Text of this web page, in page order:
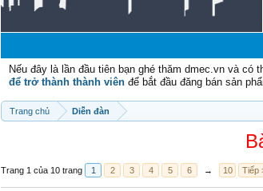
Nếu đây là lần đầu tiên bạn ghé thăm dmec.vn và có
để trở thành thành viên để bắt đầu đăng bán sản
Trang chủ Diễn đàn
Trang 1 của 10 trang 1 2 3 4 5 6 → 10 Tiếp